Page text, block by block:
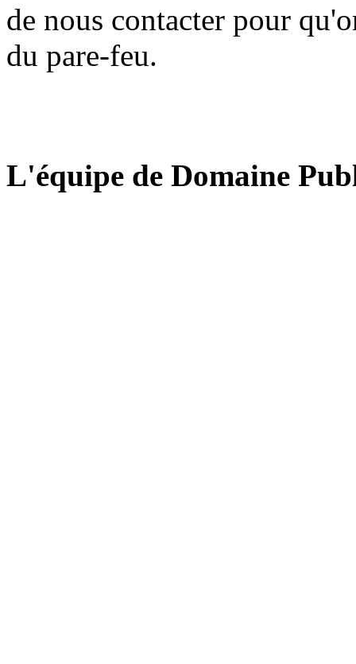
de nous contacter pour
du pare-feu.
L'équipe de Domaine